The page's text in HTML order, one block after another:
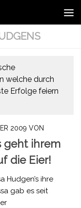
welche durch
Erfolge feiern
2009 VON
geht ihrem
die Eier!
Hudgen’s ihre
gab es seit